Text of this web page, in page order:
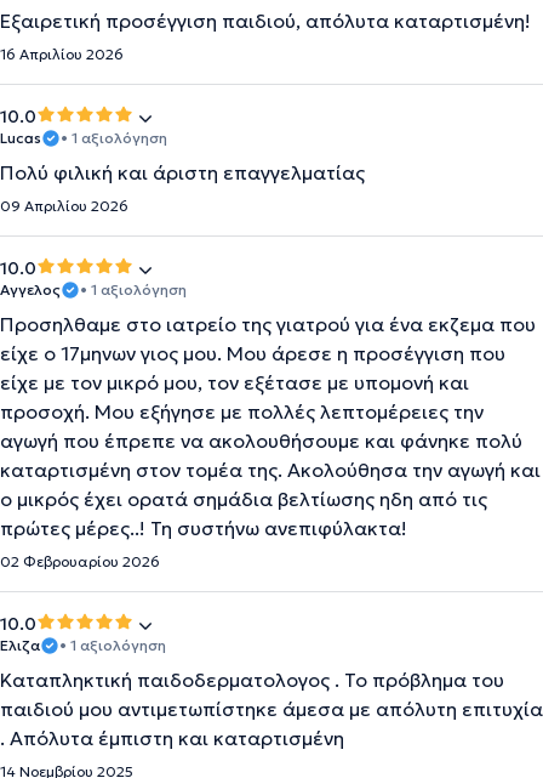
Εξαιρετική προσέγγιση παιδιού, απόλυτα καταρτισμένη!
16 Απριλίου 2026
10.0
Lucas • 1 αξιολόγηση
Πολύ φιλική και άριστη επαγγελματίας
09 Απριλίου 2026
10.0
Αγγελος • 1 αξιολόγηση
Προσηλθαμε στο ιατρείο της γιατρού για ένα εκζεμα που
είχε ο 17μηνων γιος μου. Μου άρεσε η προσέγγιση που
είχε με τον μικρό μου, τον εξέτασε με υπομονή και
προσοχή. Μου εξήγησε με πολλές λεπτομέρειες την
αγωγή που έπρεπε να ακολουθήσουμε και φάνηκε πολύ
καταρτισμένη στον τομέα της. Ακολούθησα την αγωγή και
ο μικρός έχει ορατά σημάδια βελτίωσης ηδη από τις
πρώτες μέρες..! Τη συστήνω ανεπιφύλακτα!
02 Φεβρουαρίου 2026
10.0
Ελιζα • 1 αξιολόγηση
Καταπληκτική παιδοδερματολογος . Το πρόβλημα του
παιδιού μου αντιμετωπίστηκε άμεσα με απόλυτη επιτυχία
. Απόλυτα έμπιστη και καταρτισμένη
14 Νοεμβρίου 2025